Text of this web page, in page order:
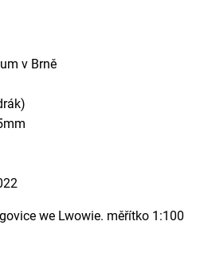
v Brně
we Lwowie. měřítko 1:100